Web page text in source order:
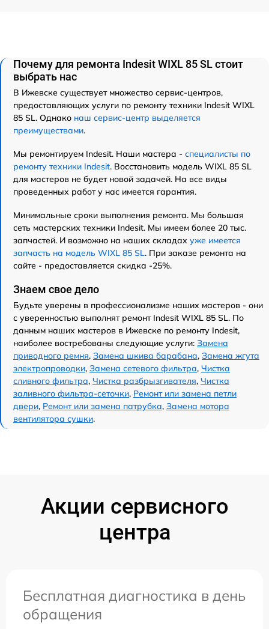
Почему для ремонта Indesit WIXL 85 SL стоит
выбрать нас
В Ижевске существует множество сервис-центров,
предоставляющих услуги по ремонту техники Indesit WIXL
85 SL. Однако наш сервис-центр выделяется
преимуществами.
Мы ремонтируем Indesit. Наши мастера - специалисты по
ремонту техники Indesit. Восстановить модель WIXL 85 SL
для мастеров не будет новой задачей. На все виды
проведенных работ у нас имеется гарантия.
Минимальные сроки выполнения ремонта. Мы большая
сеть мастерских техники Indesit. Мы имеем более 20 тыс.
запчастей. И возможно на наших складах уже имеется
запчасть на модель WIXL 85 SL. При заказе ремонта на
сайте - предоставляется скидка -25%.
Знаем свое дело
Будьте уверены в профессионализме наших мастеров - они
с уверенностью выполнят ремонт Indesit WIXL 85 SL. По
данным наших мастеров в Ижевске по ремонту Indesit,
наиболее востребованы следующие услуги: Замена
приводного ремня, Замена шкива барабана, Замена жгута
электропроводки, Замена сетевого фильтра, Чистка
сливного фильтра, Чистка разбрызгивателя, Чистка
заливного фильтра-сеточки, Ремонт или замена петли
двери, Ремонт или замена патрубка, Замена мотора
вентилятора сушки.
Акции сервисного
центра
Бесплатная диагностика в день
обращения